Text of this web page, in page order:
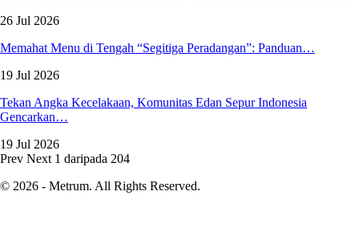
26 Jul 2026
Memahat Menu di Tengah “Segitiga Peradangan”: Panduan…
19 Jul 2026
Tekan Angka Kecelakaan, Komunitas Edan Sepur Indonesia
Gencarkan…
19 Jul 2026
Prev Next 1 daripada 204
© 2026 - Metrum. All Rights Reserved.